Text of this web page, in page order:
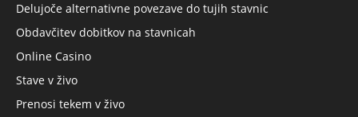
Delujoče alternativne povezave do tujih stavnic
Obdavčitev dobitkov na stavnicah
Online Casino
Stave v živo
Prenosi tekem v živo